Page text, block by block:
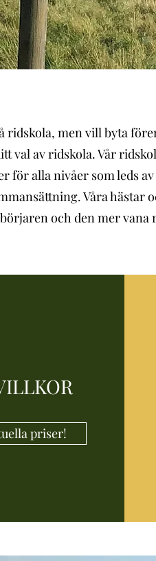
ridskola, men vill byta
val av ridskola. Vår
för alla nivåer som leds
Våra hästar
och den mer vana
priser!